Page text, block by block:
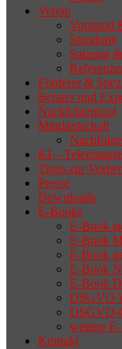
Verein
Vorstand
Standorte
Satzung
Förderer &
Berater und
Nachfolgerpool
Mitgliedschaft
KI –
Tipps zur
Presse
Downloads
E-Books
E-Book
E-Book
E-Book
E-Book
E-Book
DSGVO
DSGVO-
weitere
Kontakt